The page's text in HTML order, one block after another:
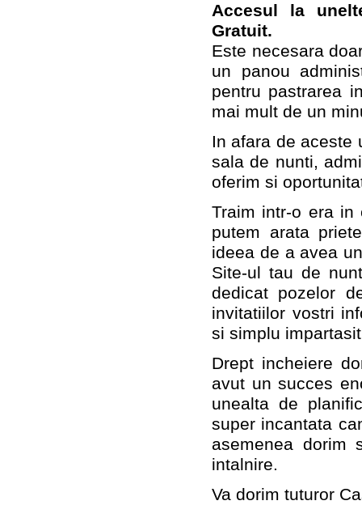
Accesul la
Gratuit.
Este necesara
un panou
pentru pastrarea
mai mult de un
In afara de aceste
sala de nunti,
oferim si
Traim intr-o era in
putem arata
ideea de a avea
Site-ul tau de
dedicat pozelor
invitatiilor vostri
si simplu
Drept incheiere
avut un succes
unealta de
super incantata
asemenea
intalnire.
Va dorim tuturor